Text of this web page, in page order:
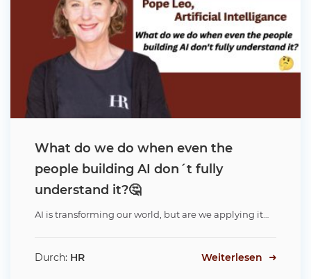
What do we do when even the
people building AI don´t fully
understand it?🤔
AI is transforming our world, but are we applying it…
Durch: HR Weiterlesen